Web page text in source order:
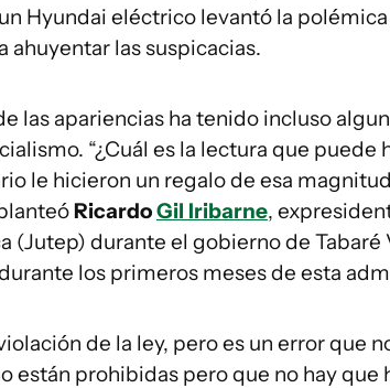
Hyundai eléctrico levantó la
ahuyentar las suspicacias.
las apariencias ha tenido incluso
“¿Cuál es la lectura que puede
le hicieron un regalo de esa
RicardoGil Iribarne,
(Jutep) durante el gobierno de Tabaré
los primeros meses de esta
de la ley, pero es un error que
están prohibidas pero que no hay que